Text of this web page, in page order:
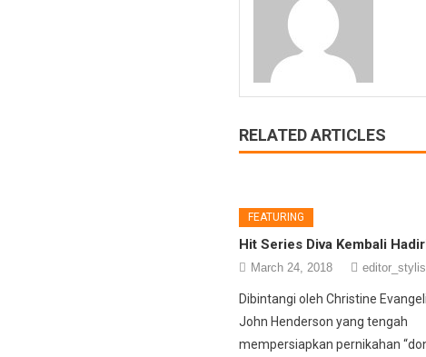
RELATED ARTICLES
FEATURING
Hit Series Diva Kembali
March 24, 2018
Dibintangi oleh Christine
John Henderson yang tengah
mempersiapkan pernikahan